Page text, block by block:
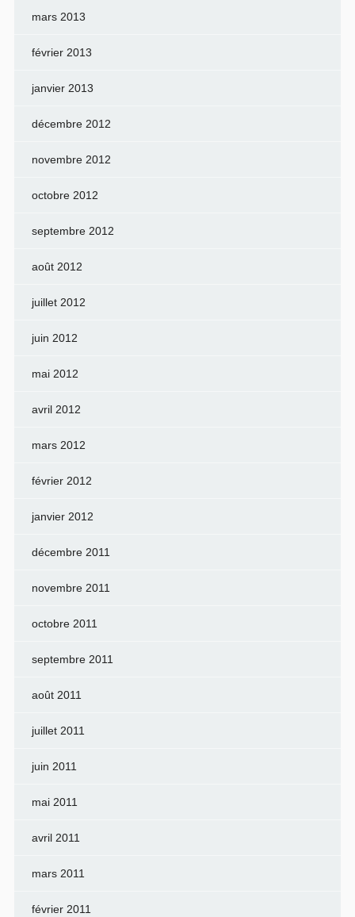
mars 2013
février 2013
janvier 2013
décembre 2012
novembre 2012
octobre 2012
septembre 2012
août 2012
juillet 2012
juin 2012
mai 2012
avril 2012
mars 2012
février 2012
janvier 2012
décembre 2011
novembre 2011
octobre 2011
septembre 2011
août 2011
juillet 2011
juin 2011
mai 2011
avril 2011
mars 2011
février 2011